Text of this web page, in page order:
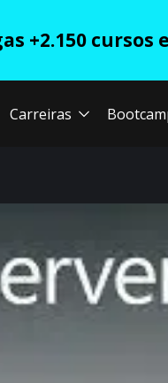
+2.150 cursos
Carreiras